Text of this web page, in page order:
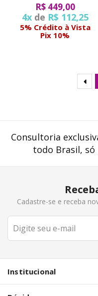
R$ 449,00
4xde R$ 112,25
5% Crédito à Vista
Pix 10%
Consultoria
todo Brasil, só
Cadastre-se e receba
Institucional